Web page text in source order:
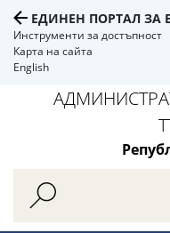
ЕДИНЕН ПОРТАЛ ЗА
Инструменти за достъпност
Карта на сайта
English